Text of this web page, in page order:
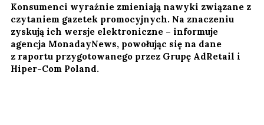
Konsumenci wyraźnie zmieniają nawyki związane z
czytaniem gazetek promocyjnych. Na znaczeniu
zyskują ich wersje elektroniczne – informuje
agencja MonadayNews, powołując się na dane
z raportu przygotowanego przez Grupę AdRetail i
Hiper-Com Poland.